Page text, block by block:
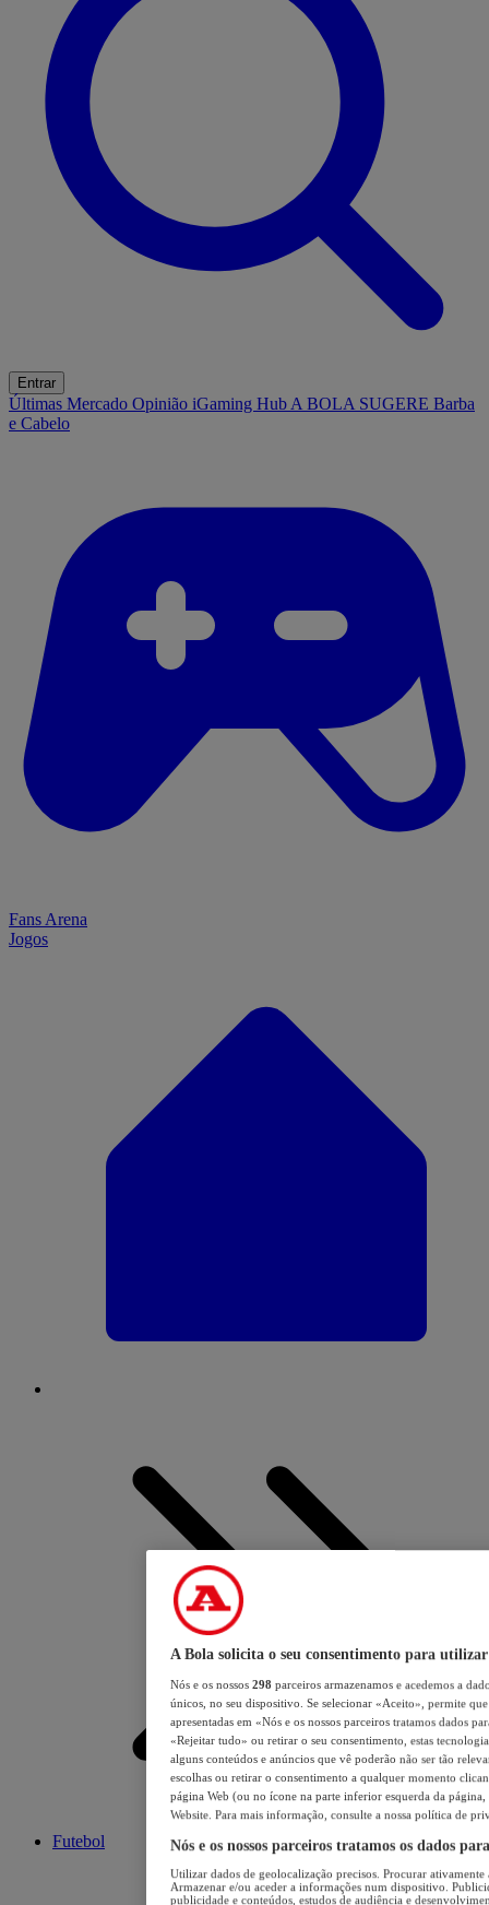
Entrar
Últimas Mercado Opinião iGaming Hub A BOLA SUGERE Barba
e Cabelo
Fans Arena
Jogos
Futebol
A Bola solicita o seu consentimento para utilizar
Nós e os nossos 298 parceiros armazenamos e acedemos a
únicos, no seu dispositivo. Se selecionar «Aceito», permite
apresentadas em «Nós e os nossos parceiros tratamos dados
«Rejeitar tudo» ou retirar o seu consentimento, estas
alguns conteúdos e anúncios que vê poderão não ser tão
escolhas ou retirar o consentimento a qualquer momento
página Web (ou no ícone na parte inferior esquerda da página,
Website. Para mais informação, consulte a nossa política de
Nós e os nossos parceiros tratamos os dados
Utilizar dados de geolocalização precisos. Procurar
Armazenar e/ou aceder a informações num dispositivo.
publicidade e conteúdos, estudos de audiência e